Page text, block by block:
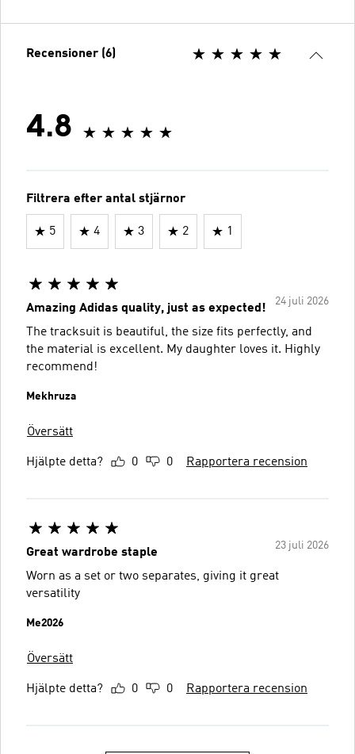
Recensioner (6)
4.8
Filtrera efter antal stjärnor
5 4 3 2 1
24 juli 2026
Amazing Adidas quality, just as expected!
The tracksuit is beautiful, the size fits perfectly, and
the material is excellent. My daughter loves it. Highly
recommend!
Mekhruza
Översätt
Hjälpte detta? 0 0 Rapportera recension
23 juli 2026
Great wardrobe staple
Worn as a set or two separates, giving it great
versatility
Me2026
Översätt
Hjälpte detta? 0 0 Rapportera recension